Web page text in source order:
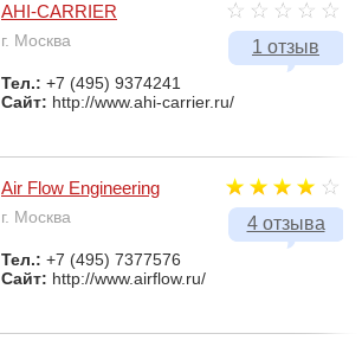
1 отзыв
AHI-CARRIER
г. Москва
Тел.: +7 (495) 9374241
Сайт: http://www.ahi-carrier.ru/
4 отзыва
Air Flow Engineering
г. Москва
Тел.: +7 (495) 7377576
Сайт: http://www.airflow.ru/